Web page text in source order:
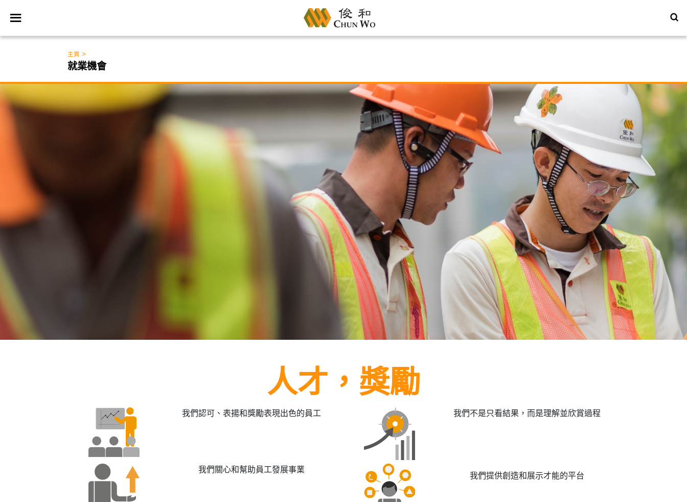
主頁 >
就業機會
人才，獎勵
我們認可、表揚和獎勵表現出色的員工 我們不是只看結果，而是理解並欣賞過程
我們關心和幫助員工發展事業
我們提供創造和展示才能的平台